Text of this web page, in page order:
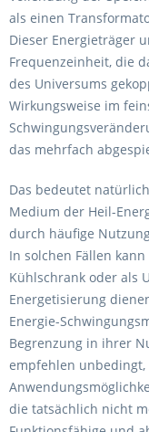
als einen
Dieser Energieträger
Frequenzeinheit, die
des Universums
Wirkungsweise im
das mehrfach
Das bedeutet
Medium der Heil-
durch häufige
In solchen Fällen
Kühlschrank oder als
Energetisierung
Energie-
Begrenzung in ihrer
empfehlen unbedingt,
die tatsächlich nicht